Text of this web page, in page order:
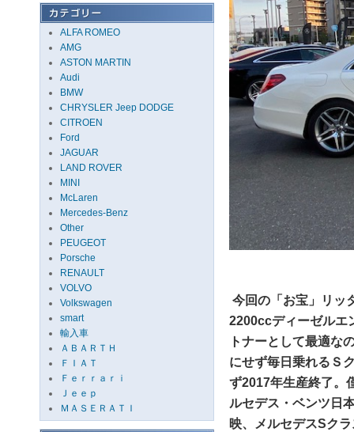
ALFA ROMEO
AMG
ASTON MARTIN
Audi
BMW
CHRYSLER Jeep DODGE
CITROEN
Ford
JAGUAR
LAND ROVER
MINI
McLaren
Mercedes-Benz
Other
PEUGEOT
Porsche
RENAULT
VOLVO
Volkswagen
smart
輸入車
ＡＢＡＲＴＨ
ＦＩＡＴ
Ｆｅｒｒａｒｉ
Ｊｅｅｐ
ＭＡＳＥＲＡＴＩ
今回の「お宝」リッ
2200ccディーゼルエ
トナーとして最適な
にせず毎日乗れるＳ
ず2017年生産終了。
ルセデス・ベンツ日
映、メルセデスSク